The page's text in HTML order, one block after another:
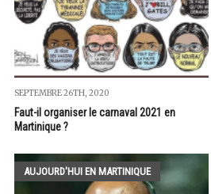
SEPTEMBRE 26TH, 2020
Faut-il organiser le carnaval 2021 en
Martinique ?
AUJOURD'HUI EN MARTINIQUE